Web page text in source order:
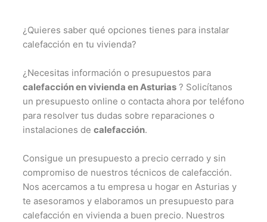
¿Quieres saber qué opciones tienes para instalar
calefacción en tu vivienda?
¿Necesitas información o presupuestos para
calefacción en vivienda en Asturias? Solicítanos
un presupuesto online o contacta ahora por teléfono
para resolver tus dudas sobre reparaciones o
instalaciones de calefacción.
Consigue un presupuesto a precio cerrado y sin
compromiso de nuestros técnicos de calefacción.
Nos acercamos a tu empresa u hogar en Asturias y
te asesoramos y elaboramos un presupuesto para
calefacción en vivienda a buen precio. Nuestros